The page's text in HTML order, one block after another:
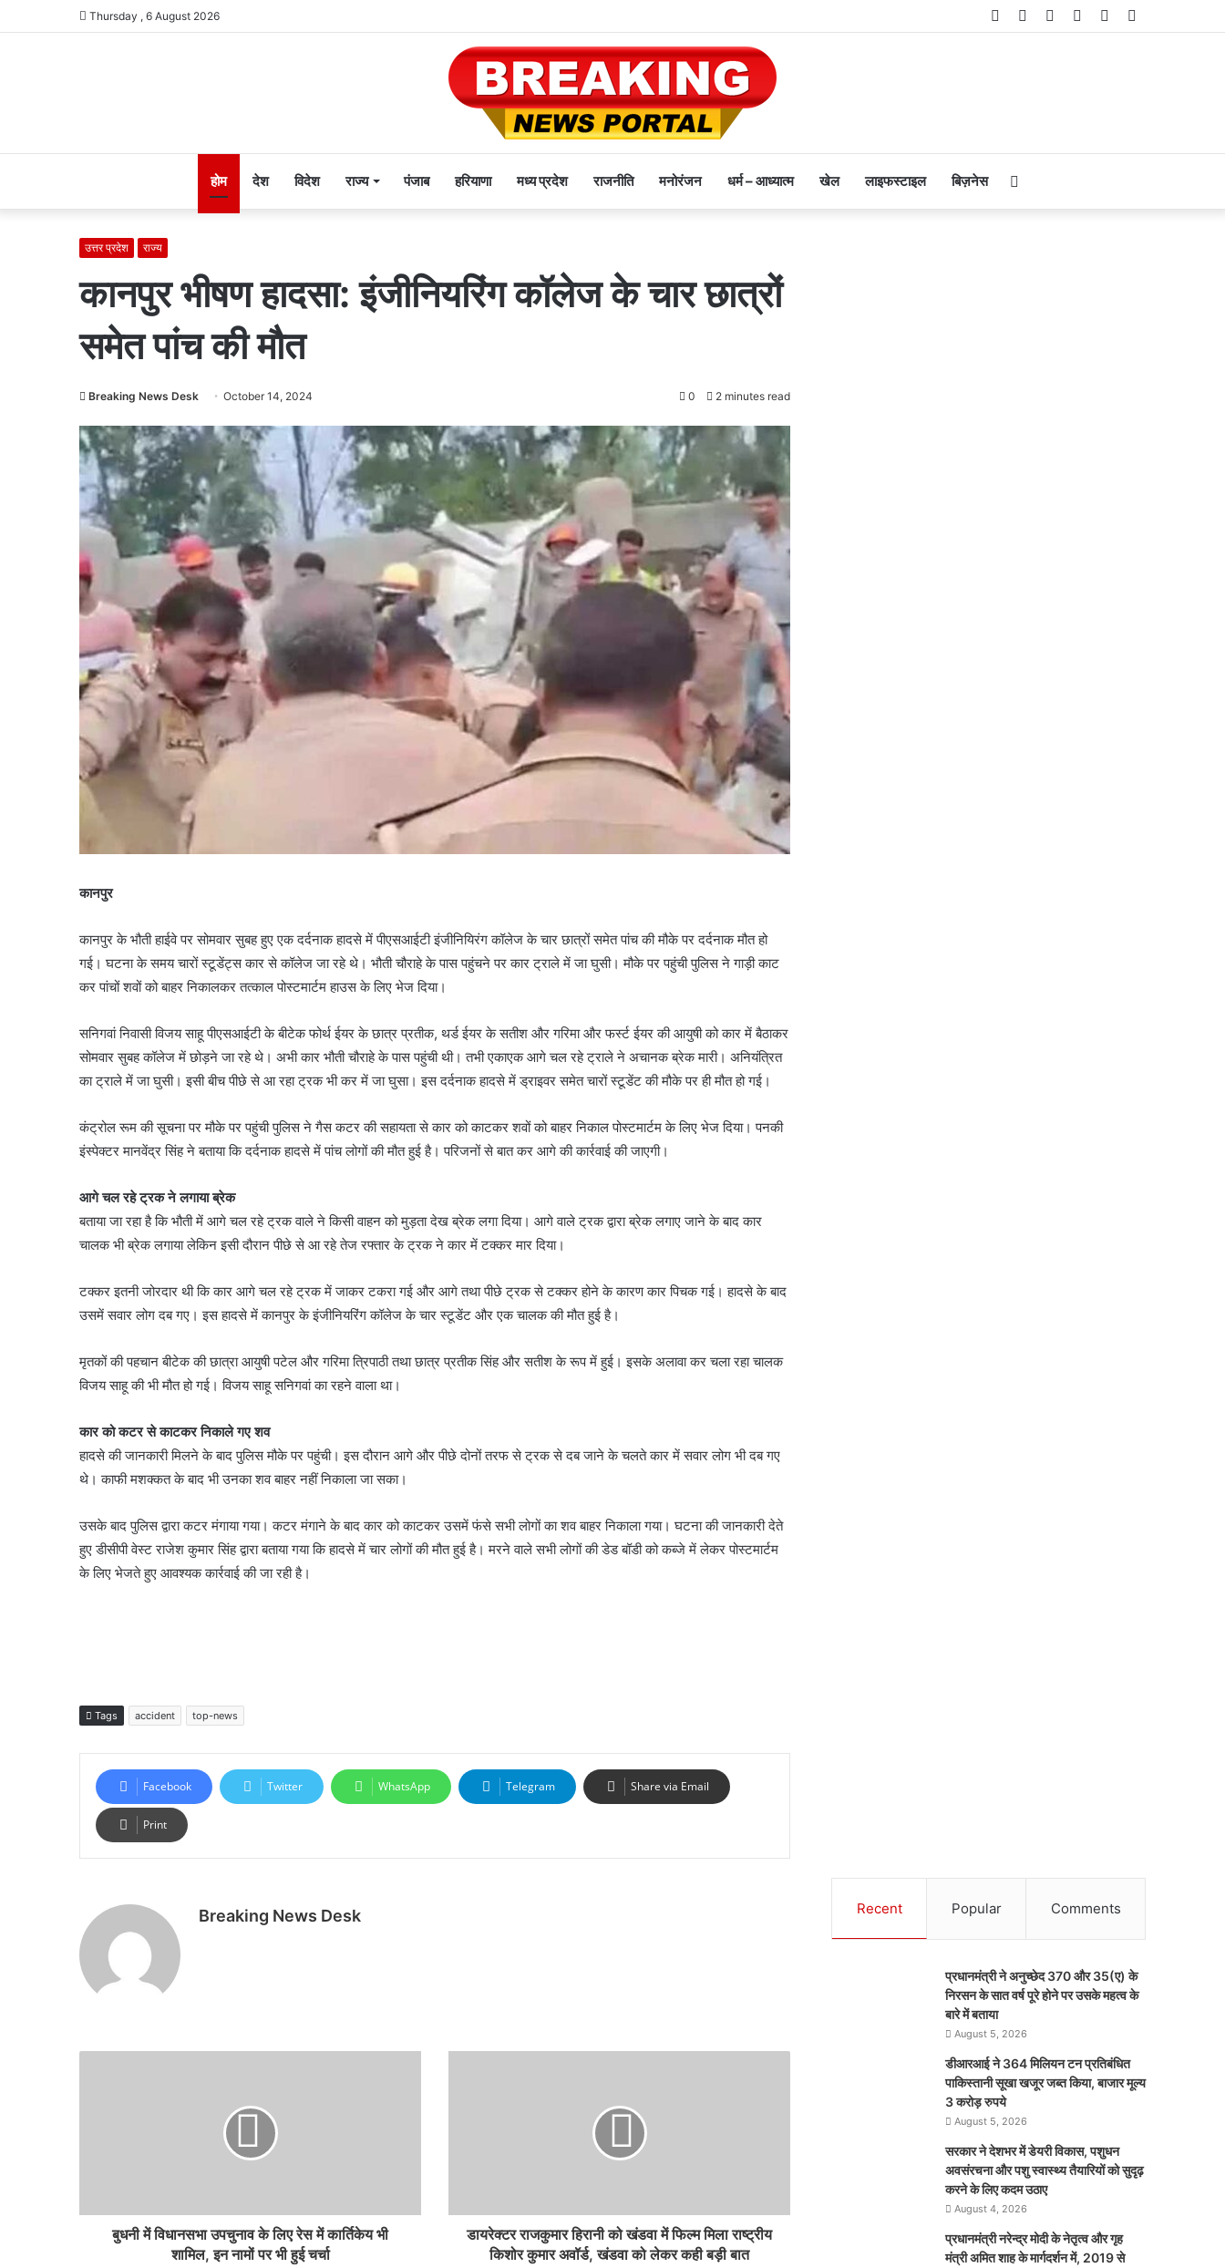
Thursday , 6 August 2026 Telegram
Instagram
YouTube
Twitter
Facebook
होम देश विदेश राज्य पंजाब हरियाणा मध्य प्रदेश राजनीति मनोरंजन धर्म – आध्यात्म खेल लाइफस्टाइल बिज़नेस
उत्तर प्रदेश राज्य
कानपुर भीषण हादसा: इंजीनियरिंग कॉलेज के चार छात्रों
समेत पांच की मौत
Breaking News Desk October 14, 2024 0 2 minutes read
कानपुर
कानपुर के भौती हाईवे पर सोमवार सुबह हुए एक दर्दनाक हादसे में पीएसआईटी इंजीनियिरंग कॉलेज के चार छात्रों समेत पांच की मौके पर दर्दनाक मौत हो
गई। घटना के समय चारों स्टूडेंट्स कार से कॉलेज जा रहे थे। भौती चौराहे के पास पहुंचने पर कार ट्राले में जा घुसी। मौके पर पहुंची पुलिस ने गाड़ी काट
कर पांचों शवों को बाहर निकालकर तत्काल पोस्टमार्टम हाउस के लिए भेज दिया।
सनिगवां निवासी विजय साहू पीएसआईटी के बीटेक फोर्थ ईयर के छात्र प्रतीक, थर्ड ईयर के सतीश और गरिमा और फर्स्ट ईयर की आयुषी को कार में बैठाकर
सोमवार सुबह कॉलेज में छोड़ने जा रहे थे। अभी कार भौती चौराहे के पास पहुंची थी। तभी एकाएक आगे चल रहे ट्राले ने अचानक ब्रेक मारी। अनियंत्रित
का ट्राले में जा घुसी। इसी बीच पीछे से आ रहा ट्रक भी कर में जा घुसा। इस दर्दनाक हादसे में ड्राइवर समेत चारों स्टूडेंट की मौके पर ही मौत हो गई।
कंट्रोल रूम की सूचना पर मौके पर पहुंची पुलिस ने गैस कटर की सहायता से कार को काटकर शवों को बाहर निकाल पोस्टमार्टम के लिए भेज दिया। पनकी
इंस्पेक्टर मानवेंद्र सिंह ने बताया कि दर्दनाक हादसे में पांच लोगों की मौत हुई है। परिजनों से बात कर आगे की कार्रवाई की जाएगी।
आगे चल रहे ट्रक ने लगाया ब्रेक
बताया जा रहा है कि भौती में आगे चल रहे ट्रक वाले ने किसी वाहन को मुड़ता देख ब्रेक लगा दिया। आगे वाले ट्रक द्वारा ब्रेक लगाए जाने के बाद कार
चालक भी ब्रेक लगाया लेकिन इसी दौरान पीछे से आ रहे तेज रफ्तार के ट्रक ने कार में टक्कर मार दिया।
टक्कर इतनी जोरदार थी कि कार आगे चल रहे ट्रक में जाकर टकरा गई और आगे तथा पीछे ट्रक से टक्कर होने के कारण कार पिचक गई। हादसे के बाद
उसमें सवार लोग दब गए। इस हादसे में कानपुर के इंजीनियरिंग कॉलेज के चार स्टूडेंट और एक चालक की मौत हुई है।
मृतकों की पहचान बीटेक की छात्रा आयुषी पटेल और गरिमा त्रिपाठी तथा छात्र प्रतीक सिंह और सतीश के रूप में हुई। इसके अलावा कर चला रहा चालक
विजय साहू की भी मौत हो गई। विजय साहू सनिगवां का रहने वाला था।
कार को कटर से काटकर निकाले गए शव
हादसे की जानकारी मिलने के बाद पुलिस मौके पर पहुंची। इस दौरान आगे और पीछे दोनों तरफ से ट्रक से दब जाने के चलते कार में सवार लोग भी दब गए
थे। काफी मशक्कत के बाद भी उनका शव बाहर नहीं निकाला जा सका।
उसके बाद पुलिस द्वारा कटर मंगाया गया। कटर मंगाने के बाद कार को काटकर उसमें फंसे सभी लोगों का शव बाहर निकाला गया। घटना की जानकारी देते
हुए डीसीपी वेस्‍ट राजेश कुमार सिंह द्वारा बताया गया कि हादसे में चार लोगों की मौत हुई है। मरने वाले सभी लोगों की डेड बॉडी को कब्जे में लेकर पोस्टमार्टम
के लिए भेजते हुए आवश्यक कार्रवाई की जा रही है।
Tags accident top-news
Facebook Twitter WhatsApp Telegram Share via Email
Print
Breaking News Desk
बुधनी में विधानसभा उपचुनाव के लिए रेस में कार्तिकेय भी
शामिल, इन नामों पर भी हुई चर्चा
डायरेक्टर राजकुमार हिरानी को खंडवा में फिल्म मिला राष्ट्रीय
किशोर कुमार अवॉर्ड, खंडवा को लेकर कही बड़ी बात
Recent Popular Comments
प्रधानमंत्री ने अनुच्छेद 370 और 35(ए) के
निरसन के सात वर्ष पूरे होने पर उसके महत्व के
बारे में बताया
August 5, 2026
डीआरआई ने 364 मिलियन टन प्रतिबंधित
पाकिस्तानी सूखा खजूर जब्त किया, बाजार मूल्य
3 करोड़ रुपये
August 5, 2026
सरकार ने देशभर में डेयरी विकास, पशुधन
अवसंरचना और पशु स्वास्थ्य तैयारियों को सुदृढ़
करने के लिए कदम उठाए
August 4, 2026
प्रधानमंत्री नरेन्द्र मोदी के नेतृत्व और गृह
मंत्री अमित शाह के मार्गदर्शन में, 2019 से